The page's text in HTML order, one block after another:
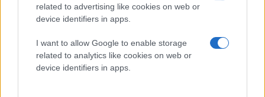
related to advertising like cookies on web or
device identifiers in apps.
I want to allow Google to enable storage
related to analytics like cookies on web or
device identifiers in apps.